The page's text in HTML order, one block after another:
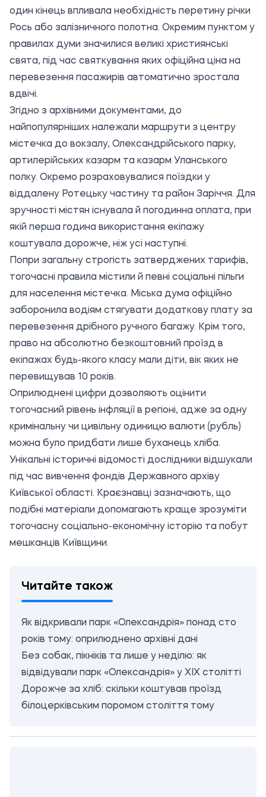
один кінець впливала необхідність перетину річки
Рось або залізничного полотна. Окремим пунктом у
правилах думи значилися великі християнські
свята, під час святкування яких офіційна ціна на
перевезення пасажирів автоматично зростала
вдвічі.
Згідно з архівними документами, до
найпопулярніших належали маршрути з центру
містечка до вокзалу, Олександрійського парку,
артилерійських казарм та казарм Уланського
полку. Окремо розраховувалися поїздки у
віддалену Ротецьку частину та район Заріччя. Для
зручності містян існувала й погодинна оплата, при
якій перша година використання екіпажу
коштувала дорожче, ніж усі наступні.
Попри загальну строгість затверджених тарифів,
тогочасні правила містили й певні соціальні пільги
для населення містечка. Міська дума офіційно
заборонила водіям стягувати додаткову плату за
перевезення дрібного ручного багажу. Крім того,
право на абсолютно безкоштовний проїзд в
екіпажах будь-якого класу мали діти, вік яких не
перевищував 10 років.
Оприлюднені цифри дозволяють оцінити
тогочасний рівень інфляції в регіоні, адже за одну
кримінальну чи цивільну одиницю валюти (рубль)
можна було придбати лише буханець хліба.
Унікальні історичні відомості дослідники відшукали
під час вивчення фондів Державного архіву
Київської області. Краєзнавці зазначають, що
подібні матеріали допомагають краще зрозуміти
тогочасну соціально-економічну історію та побут
мешканців Київщини.
Читайте також
Як відкривали парк «Олександрія» понад сто
років тому: оприлюднено архівні дані
Без собак, пікніків та лише у неділю: як
відвідували парк «Олександрія» у XIX столітті
Дорожче за хліб: скільки коштував проїзд
білоцерківським поромом століття тому